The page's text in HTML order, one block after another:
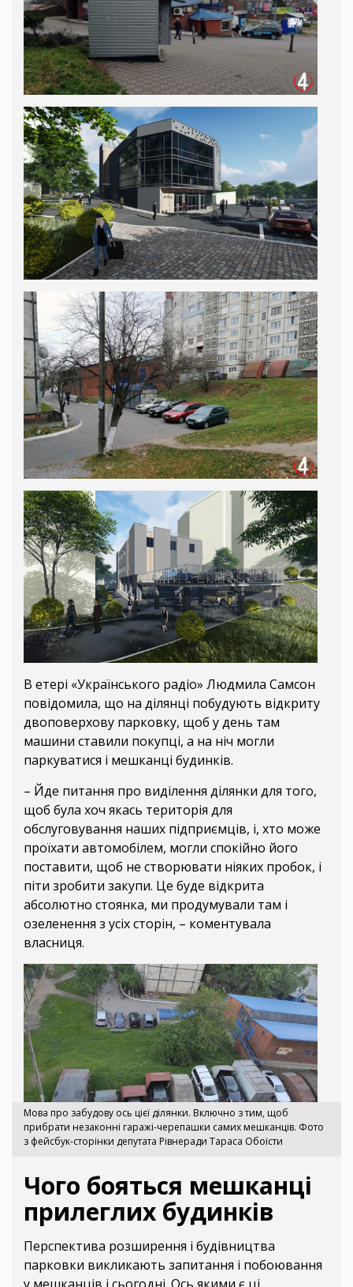
В етері «Українського радіо» Людмила Самсон
повідомила, що на ділянці побудують відкриту
двоповерхову парковку, щоб у день там
машини ставили покупці, а на ніч могли
паркуватися і мешканці будинків.
– Йде питання про виділення ділянки для того,
щоб була хоч якась територія для
обслуговування наших підприємців, і, хто може
проїхати автомобілем, могли спокійно його
поставити, щоб не створювати ніяких пробок, і
піти зробити закупи. Це буде відкрита
абсолютно стоянка, ми продумували там і
озеленення з усіх сторін, – коментувала
власниця.
Мова про забудову ось цієї ділянки. Включно з тим, щоб
прибрати незаконні гаражі-черепашки самих мешканців. Фото
з фейсбук-сторінки депутата Рівнеради Тараса Обоїсти
Чого бояться мешканці
прилеглих будинків
Перспектива розширення і будівництва
парковки викликають запитання і побоювання